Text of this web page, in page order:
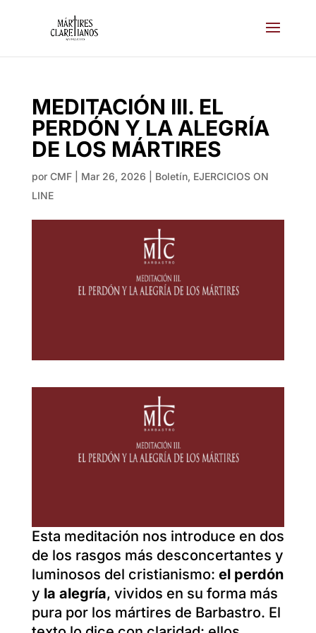
MEDITACIÓN III. EL
PERDÓN Y LA ALEGRÍA
DE LOS MÁRTIRES
por CMF| Mar 26, 2026 Boletín, EJERCICIOS ON
LINE
Esta meditación nos introduce en dos
de los rasgos más desconcertantes y
luminosos del cristianismo: el perdón
y la alegría, vividos en su forma más
pura por los mártires de Barbastro. El